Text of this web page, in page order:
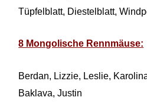
Tüpfelblatt, Diestelblatt,
8 Mongolische Rennmäuse:
Berdan, Lizzie, Leslie,
Baklava, Justin